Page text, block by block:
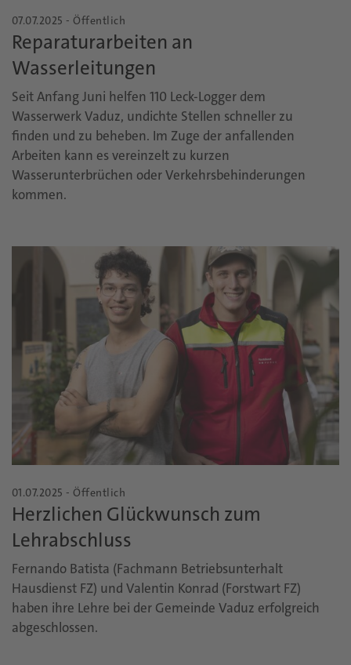
07.07.2025 - Öffentlich
Reparaturarbeiten an
Wasserleitungen
Seit Anfang Juni helfen 110 Leck-Logger dem
Wasserwerk Vaduz, undichte Stellen schneller zu
finden und zu beheben. Im Zuge der anfallenden
Arbeiten kann es vereinzelt zu kurzen
Wasserunterbrüchen oder Verkehrsbehinderungen
kommen.
01.07.2025 - Öffentlich
Herzlichen Glückwunsch zum
Lehrabschluss
Fernando Batista (Fachmann Betriebsunterhalt
Hausdienst FZ) und Valentin Konrad (Forstwart FZ)
haben ihre Lehre bei der Gemeinde Vaduz erfolgreich
abgeschlossen.